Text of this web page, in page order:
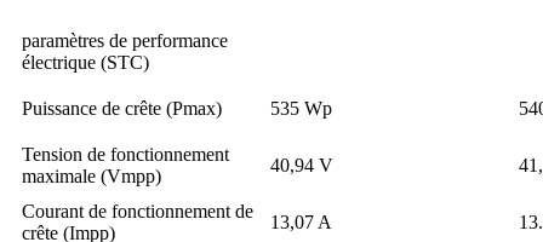
paramètres de performance
électrique (STC)
Puissance de crête (Pmax) 535 Wp
Tension de fonctionnement
maximale (Vmpp)
40,94 V
Courant de fonctionnement de
crête (Impp)
13,07 A